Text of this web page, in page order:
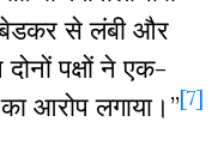
से लंबी और
पक्षों ने एक-
आरोप लगाया।”[7]